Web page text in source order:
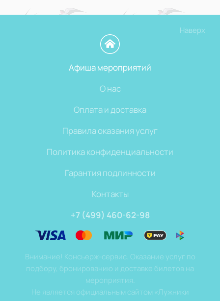
Наверх
Афиша мероприятий
О нас
Оплата и доставка
Правила оказания услуг
Политика конфиденциальности
Гарантия подлинности
Контакты
+7 (499) 460-62-98
Внимание! Консьерж-сервис. Оказание услуг по
подбору, бронированию и доставке билетов на
мероприятия.
Не является официальным сайтом «Лужники